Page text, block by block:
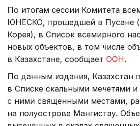
По итогам сессии Комитета
ЮНЕСКО, прошедшей в Пусане
Корея), в Список всемирного
новых объектов, в том числе
в Казахстане, сообщает ООН.
По данным издания, Казахстан
в Списке скальными мечетями
с ними священными местами,
на полуострове Мангистау.